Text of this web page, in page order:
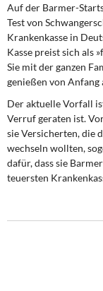
Auf der Barmer-
Test von
Krankenkasse in
Kasse preist sich als
Sie mit der ganzen
genießen von Anfang
Der aktuelle Vorfall
Verruf geraten ist.
sie Versicherten, die
wechseln wollten,
dafür, dass sie
teuersten